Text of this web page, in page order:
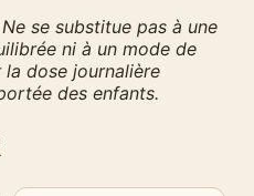
se substitue pas à une
ni à un mode de
la dose journalière
des enfants.